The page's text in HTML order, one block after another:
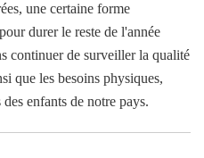
une certaine forme
durer le reste de l'année
continuer de surveiller la qualité
que les besoins physiques,
enfants de notre pays.